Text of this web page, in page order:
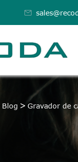

Blog Gravador de